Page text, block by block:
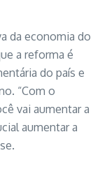
da economia do
a reforma é
do país e
“Com o
vai aumentar a
aumentar a